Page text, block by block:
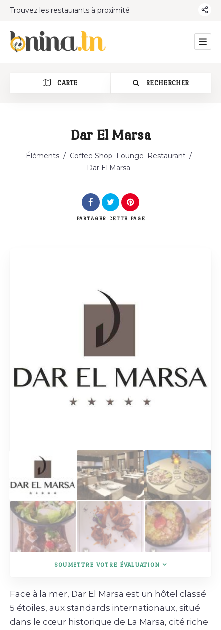
Trouvez les restaurants à proximité
CARTE RECHERCHER
Catégorie
Dar El Marsa
Éléments / Coffee Shop Lounge Restaurant /
Dar El Marsa
PARTAGER CETTE PAGE
SOUMETTRE VOTRE ÉVALUATION
Face à la mer, Dar El Marsa est un hôtel classé
5 étoiles, aux standards internationaux, situé
dans le cœur historique de La Marsa, cité riche